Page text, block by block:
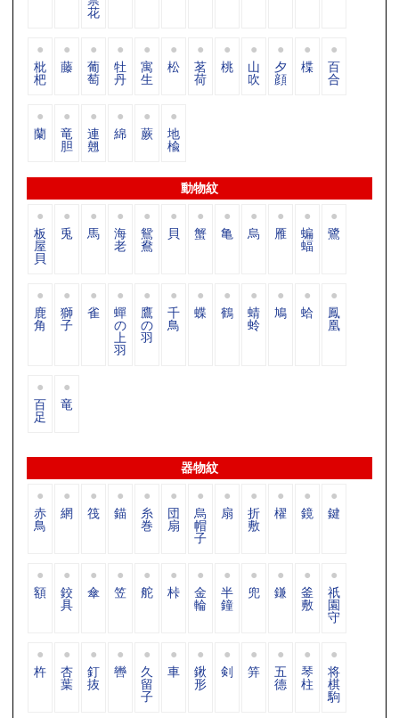
花
枇
杷
藤 葡
萄
牡
丹
寓
生
松 茗
荷
桃 山
吹
夕
顔
楪 百
合
蘭 竜
胆
連
翹
綿 蕨 地
楡
動物紋
板
屋
貝
兎 馬 海
老
鴛
鴦
貝 蟹 亀 烏 雁 蝙
蝠
鷺
鹿
角
獅
子
雀 蟬
の
上
羽
鷹
の
羽
千
鳥
蝶 鶴 蜻
蛉
鳩 蛤 鳳
凰
百
足
竜
器物紋
赤
鳥
網 筏 錨 糸
巻
団
扇
烏
帽
子
扇 折
敷
櫂 鏡 鍵
額 鉸
具
傘 笠 舵 桛 金
輪
半
鐘
兜 鎌 釜
敷
祇
園
守
杵 杏
葉
釘
抜
轡 久
留
子
車 鍬
形
剣 笄 五
德
琴
柱
将
棋
駒